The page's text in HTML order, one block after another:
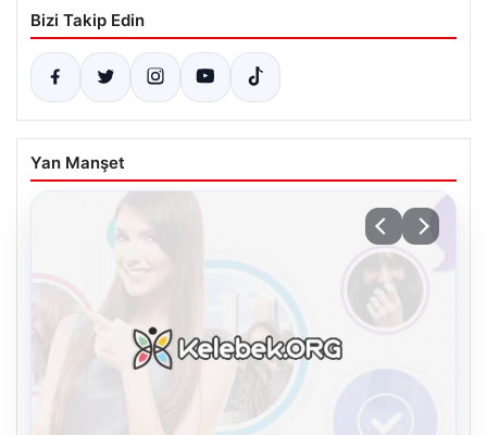
Bizi Takip Edin
Yan Manşet